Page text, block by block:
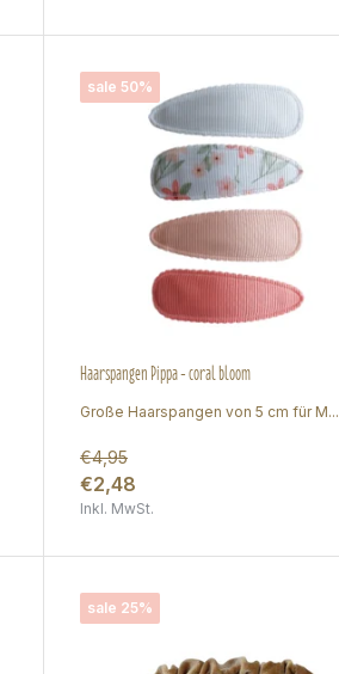
sale 50%
Haarspangen Pippa - coral bloom
Große Haarspangen von 5 cm für M...
€4,95
€2,48
Inkl. MwSt.
sale 25%